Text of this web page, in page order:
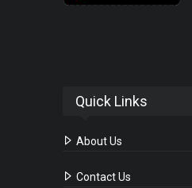
Quick Links
About Us
Contact Us